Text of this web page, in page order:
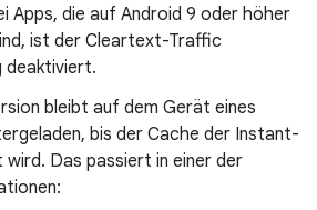
Apps, die auf Android 9 oder höher
ist der Cleartext-Traffic
deaktiviert.
bleibt auf dem Gerät eines
bis der Cache der Instant-
wird. Das passiert in einer der